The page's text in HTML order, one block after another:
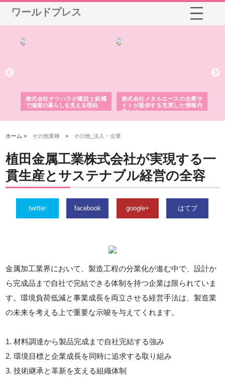
ワールドプレス
株式会社ナツハラが建設と鋲螺
で滋賀の暮らしを支える理由
株式会社メタルエースの企業サ
イトが提供する充実した情報内
容とは
ホーム > その他業種 > その他_法人・企業
植田金属工業株式会社が実現する一
貫生産とサステナブル経営の全容
twitter facebook google+ はてブ
金属加工業界において、製造工程の分業化が進む中で、設計か
ら完成品まで自社で完結できる体制を持つ企業は限られていま
す。環境負荷低減と事業成長を両立させる経営手法は、製造業
の未来を考える上で重要な示唆を与えてくれます。
1. 材料調達から製品完成まで自社完結する強み
2. 環境目標と企業成長を同時に追求する取り組み
3. 技術継承と革新を支える組織体制